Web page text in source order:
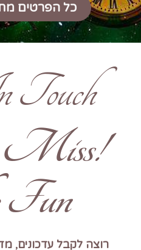
כל הפרטים
Miss